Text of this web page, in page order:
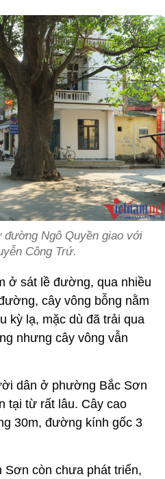
Ngô Quyền giao với
Công Trứ.
ở sát lề đường, qua nhiều
cây vông bỗng nằm
kỳ lạ, mặc dù đã trải qua
nhưng cây vông vẫn
dân ở phường Bắc Sơn
tại từ rất lâu. Cây cao
30m, đường kính gốc 3
Sơn còn chưa phát triển,